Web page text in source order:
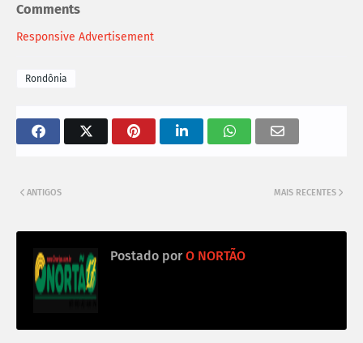
Comments
Responsive Advertisement
Rondônia
MAIS RECENTES
ANTIGOS
Postado por O NORTÃO